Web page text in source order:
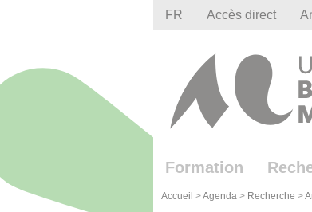
FR Accès direct
Formation
Accueil >Agenda > Recherche >